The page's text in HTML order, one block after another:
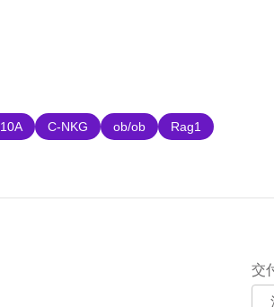
C-NKG ob/ob Rag1
交